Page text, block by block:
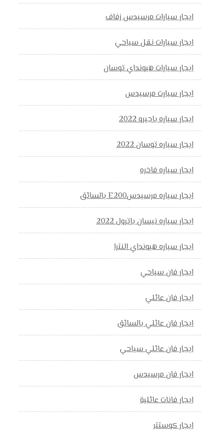
ايجار سيارات مرسيدس زفاف
ايجار سيارات نقل سياحي
ايجار سيارات هيونداي توسان
ايجار سيارت مرسيدس
ايجار سياره باجيرو 2022
ايجار سياره توسان 2022
ايجار سياره فاخره
ايجار سياره مرسيدسE200 بالسائق
ايجار سياره نيسان باترول 2022
ايجار سياره هيونداي النترا
ايجار فان سياحي
ايجار فان عائلي
ايجار فان عائلي بالسائق
ايجار فان عائلي سياحي
ايجار فان مرسيدس
ايجار فانات عائلية
ايجار كوستتر